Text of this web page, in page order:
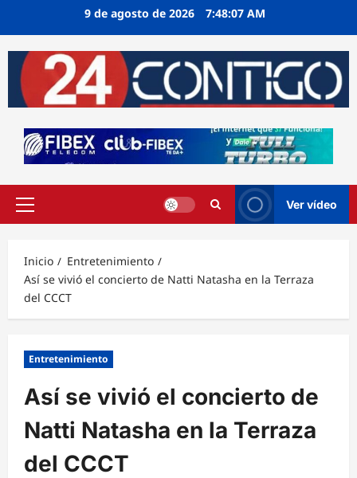
9 de agosto de 2026 7:48:08 AM
Menú
Ver vídeo
Inicio
Entretenimiento
Así se vivió el concierto de Natti Natasha en la Terraza
del CCCT
Entretenimiento
Así se vivió el concierto de
Natti Natasha en la Terraza
del CCCT